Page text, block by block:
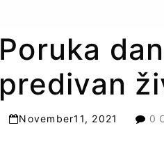
Poruka
predivan
November11, 2021 0